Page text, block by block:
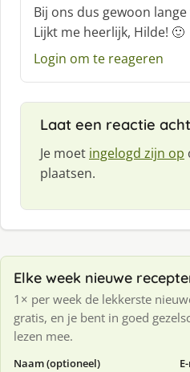
r
e
e
:
Bij ons dus gewoon
Lijkt me heerlijk, Hilde! 🙂
Login om te reageren
Laat een reactie
Je moet ingelogd zijn op
plaatsen.
Elke week nieuwe
1× per week de lekkerste
gratis, en je bent in goed
lezen mee.
Naam (optioneel)